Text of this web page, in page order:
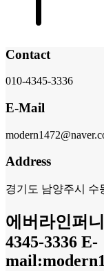
Contact
010-4345-3336
E-Mail
Address
경기도 남양주시 수
에버라인퍼
4345-3336 E-